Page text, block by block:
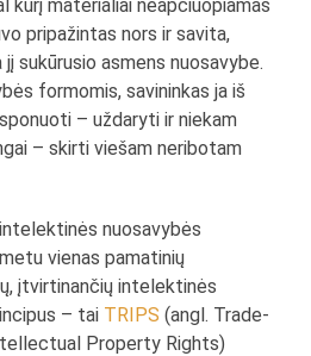
kurį materialiai neapčiuopiamas
pripažintas nors ir savita,
sukūrusio asmens nuosavybe.
formomis, savininkas ja iš
– uždaryti ir niekam
– skirti viešam neribotam
nuosavybės
vienas pamatinių
įtvirtinančių intelektinės
– tai TRIPS (angl. Trade-
Property Rights)